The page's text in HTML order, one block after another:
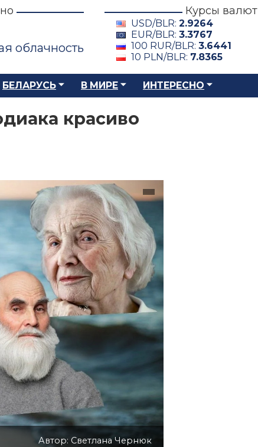
облачность
Курсы валют
USD/BLR: 2.9264
EUR/BLR: 3.3767
100 RUR/BLR: 3.6441
10 PLN/BLR: 7.8365
БЕЛАРУСЬ В МИРЕ ИНТЕРЕСНО
красиво
Автор: Светлана Чернюк